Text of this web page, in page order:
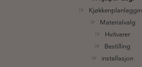
☞
☞ Materialvalg
☞ Hvitvarer
☞ Bestilling
☞ installasjon